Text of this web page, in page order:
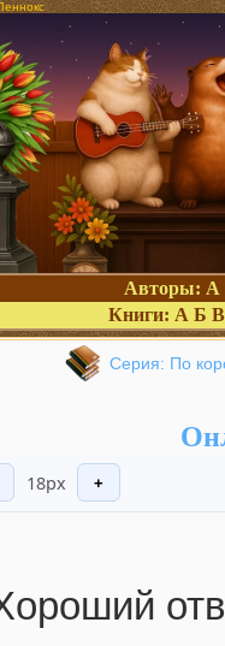
Авторы: А
Книги: А Б В
Серия: По
18px +